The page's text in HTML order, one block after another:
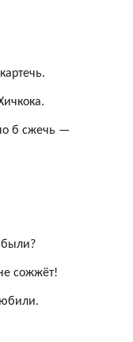
.
б сжечь —
сожжёт!